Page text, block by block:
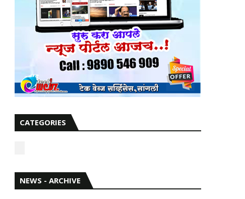
CATEGORIES
NEWS - ARCHIVE